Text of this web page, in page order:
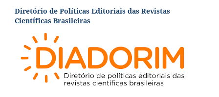
Diretório de Políticas Editoriais das Revistas
Científicas Brasileiras